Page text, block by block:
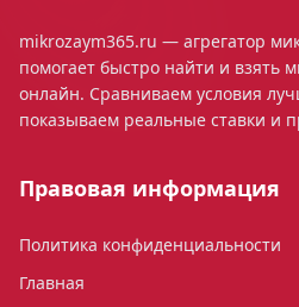
mikrozaym365.ru — агрегатор
помогает быстро найти и взять
онлайн. Сравниваем условия
показываем реальные ставки и
Правовая информация
Политика конфиденциальности
Главная